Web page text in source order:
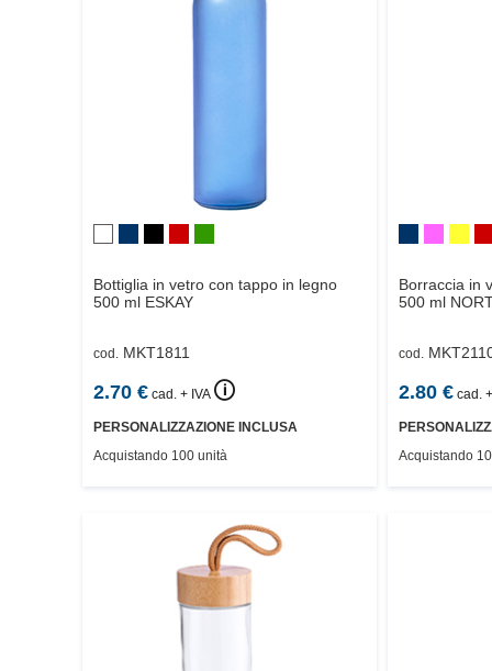
Bottiglia in vetro con tappo in legno
500 ml ESKAY
cod. MKT1811
2.70 € cad. + IVA 🛈
PERSONALIZZAZIONE INCLUSA
Acquistando 100 unità
Borraccia in
500 ml
cod.
2.80€ cad.
Acquistando